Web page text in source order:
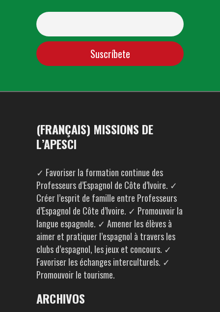
(FRANÇAIS) MISSIONS DE
L’APESCI
✓ Favoriser la formation continue des
Professeurs d’Espagnol de Côte d’Ivoire. ✓
Créer l’esprit de famille entre Professeurs
d’Espagnol de Côte d’Ivoire. ✓ Promouvoir la
langue espagnole. ✓ Amener les élèves à
aimer et pratiquer l’espagnol à travers les
clubs d’espagnol, les jeux et concours. ✓
Favoriser les échanges interculturels. ✓
Promouvoir le tourisme.
ARCHIVOS